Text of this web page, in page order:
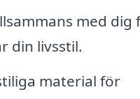
med dig
din livsstil.
material för